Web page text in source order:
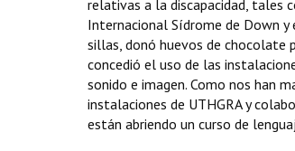
relativas a la discapacidad, tales
Internacional Sídrome de Down y
sillas, donó huevos de chocolate
concedió el uso de las
sonido e imagen. Como nos han
instalaciones de UTHGRA y
están abriendo un curso de